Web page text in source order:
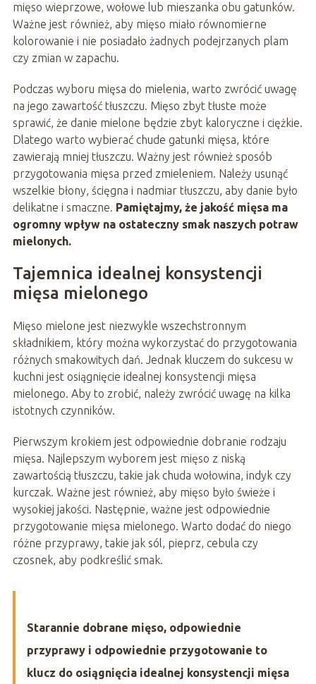
mięso wieprzowe, wołowe lub mieszanka obu gatunków.
Ważne jest również, aby mięso miało równomierne
kolorowanie i nie posiadało żadnych podejrzanych plam
czy zmian w zapachu.
Podczas wyboru mięsa do mielenia, warto zwrócić uwagę
na jego zawartość tłuszczu. Mięso zbyt tłuste może
sprawić, że danie mielone będzie zbyt kaloryczne i ciężkie.
Dlatego warto wybierać chude gatunki mięsa, które
zawierają mniej tłuszczu. Ważny jest również sposób
przygotowania mięsa przed zmieleniem. Należy usunąć
wszelkie błony, ścięgna i nadmiar tłuszczu, aby danie było
delikatne i smaczne. Pamiętajmy, że jakość mięsa ma
ogromny wpływ na ostateczny smak naszych potraw
mielonych.
Tajemnica idealnej konsystencji
mięsa mielonego
Mięso mielone jest niezwykle wszechstronnym
składnikiem, który można wykorzystać do przygotowania
różnych smakowitych dań. Jednak kluczem do sukcesu w
kuchni jest osiągnięcie idealnej konsystencji mięsa
mielonego. Aby to zrobić, należy zwrócić uwagę na kilka
istotnych czynników.
Pierwszym krokiem jest odpowiednie dobranie rodzaju
mięsa. Najlepszym wyborem jest mięso z niską
zawartością tłuszczu, takie jak chuda wołowina, indyk czy
kurczak. Ważne jest również, aby mięso było świeże i
wysokiej jakości. Następnie, ważne jest odpowiednie
przygotowanie mięsa mielonego. Warto dodać do niego
różne przyprawy, takie jak sól, pieprz, cebula czy
czosnek, aby podkreślić smak.
Starannie dobrane mięso, odpowiednie
przyprawy i odpowiednie przygotowanie to
klucz do osiągnięcia idealnej konsystencji mięsa